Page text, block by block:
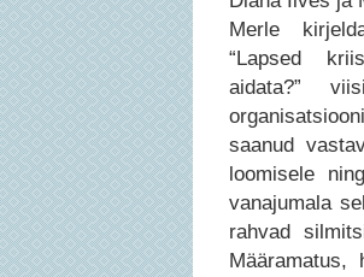
Merle
“Lapsed
aidata?”
saanud
loomisele
vanajumala
rahvad